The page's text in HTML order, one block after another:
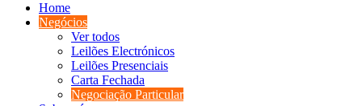
Home
Negócios
Ver todos
Leilões Electrónicos
Leilões Presenciais
Carta Fechada
Negociação Particular